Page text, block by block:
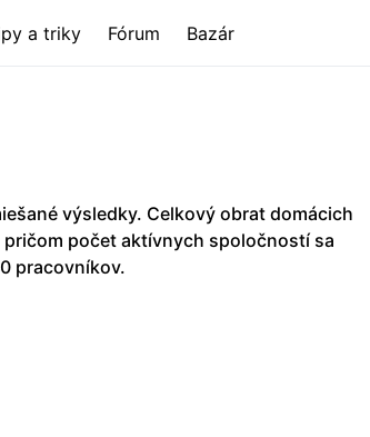
a triky Fórum Bazár
výsledky. Celkový obrat domácich
počet aktívnych spoločností sa
pracovníkov.